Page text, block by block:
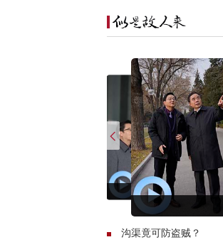
沟渠竟可防盗贼？